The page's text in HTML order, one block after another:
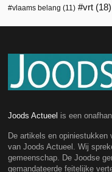
vlaams belang (11) vrt (18)
Joods Actueel is een
De artikels en opiniestukken
van Joods Actueel. Wij
gemeenschap. De Joodse
gemandateerde feitelijke